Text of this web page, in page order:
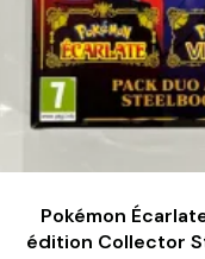
Pokémon
édition Collector